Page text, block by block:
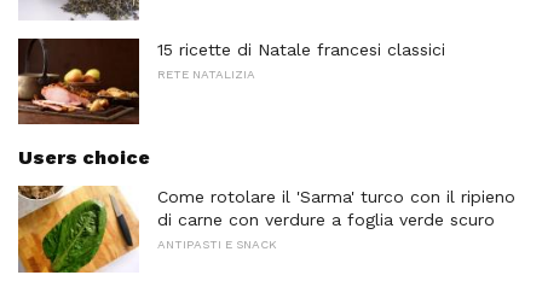
15 ricette di Natale francesi classici
RETE NATALIZIA
Users choice
Come rotolare il 'Sarma' turco con il ripieno
di carne con verdure a foglia verde scuro
ANTIPASTI E SNACK